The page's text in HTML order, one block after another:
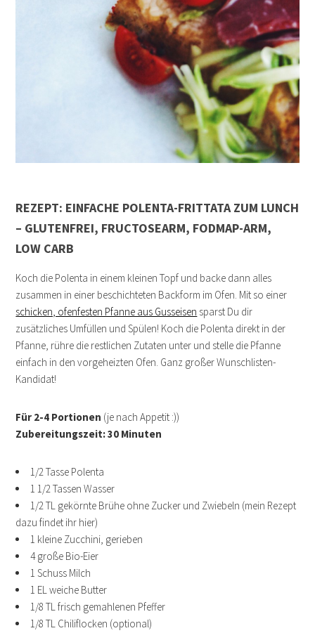
REZEPT: EINFACHE POLENTA-FRITTATA ZUM LUNCH
– GLUTENFREI, FRUCTOSEARM, FODMAP-ARM,
LOW CARB
Koch die Polenta in einem kleinen Topf und backe dann alles
zusammen in einer beschichteten Backform im Ofen. Mit so einer
schicken, ofenfesten Pfanne aus Gusseisen sparst Du dir
zusätzliches Umfüllen und Spülen! Koch die Polenta direkt in der
Pfanne, rühre die restlichen Zutaten unter und stelle die Pfanne
einfach in den vorgeheizten Ofen. Ganz großer Wunschlisten-
Kandidat!
Für 2-4 Portionen (je nach Appetit :))
Zubereitungszeit: 30 Minuten
1/2 Tasse Polenta
1 1/2 Tassen Wasser
1/2 TL gekörnte Brühe ohne Zucker und Zwiebeln (mein Rezept
dazu findet ihr hier)
1 kleine Zucchini, gerieben
4 große Bio-Eier
1 Schuss Milch
1 EL weiche Butter
1/8 TL frisch gemahlenen Pfeffer
1/8 TL Chiliflocken (optional)